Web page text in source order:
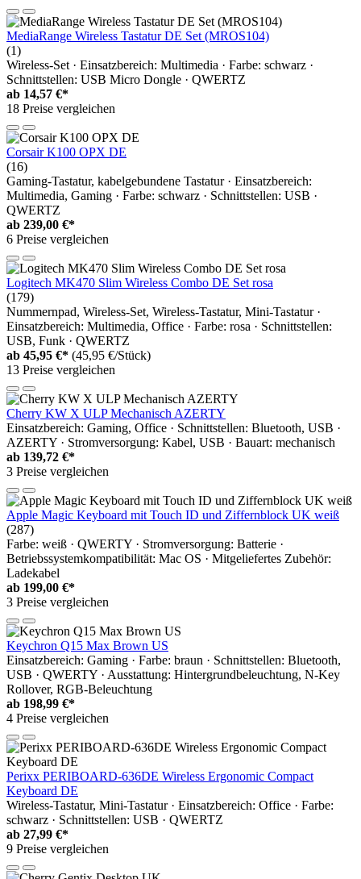
MediaRange Wireless Tastatur DE Set (MROS104)
(1)
Wireless-Set · Einsatzbereich: Multimedia · Farbe: schwarz ·
Schnittstellen: USB Micro Dongle · QWERTZ
ab 14,57 €*
18 Preise vergleichen
Corsair K100 OPX DE
(16)
Gaming-Tastatur, kabelgebundene Tastatur · Einsatzbereich:
Multimedia, Gaming · Farbe: schwarz · Schnittstellen: USB ·
QWERTZ
ab 239,00 €*
6 Preise vergleichen
Logitech MK470 Slim Wireless Combo DE Set rosa
(179)
Nummernpad, Wireless-Set, Wireless-Tastatur, Mini-Tastatur ·
Einsatzbereich: Multimedia, Office · Farbe: rosa · Schnittstellen:
USB, Funk · QWERTZ
ab 45,95 €* (45,95 €/Stück)
13 Preise vergleichen
Cherry KW X ULP Mechanisch AZERTY
Einsatzbereich: Gaming, Office · Schnittstellen: Bluetooth, USB ·
AZERTY · Stromversorgung: Kabel, USB · Bauart: mechanisch
ab 139,72 €*
3 Preise vergleichen
Apple Magic Keyboard mit Touch ID und Ziffernblock UK weiß
(287)
Farbe: weiß · QWERTY · Stromversorgung: Batterie ·
Betriebssystemkompatibilität: Mac OS · Mitgeliefertes Zubehör:
Ladekabel
ab 199,00 €*
3 Preise vergleichen
Keychron Q15 Max Brown US
Einsatzbereich: Gaming · Farbe: braun · Schnittstellen: Bluetooth,
USB · QWERTY · Ausstattung: Hintergrundbeleuchtung, N-Key
Rollover, RGB-Beleuchtung
ab 198,99 €*
4 Preise vergleichen
Perixx PERIBOARD-636DE Wireless Ergonomic Compact
Keyboard DE
Wireless-Tastatur, Mini-Tastatur · Einsatzbereich: Office · Farbe:
schwarz · Schnittstellen: USB · QWERTZ
ab 27,99 €*
9 Preise vergleichen